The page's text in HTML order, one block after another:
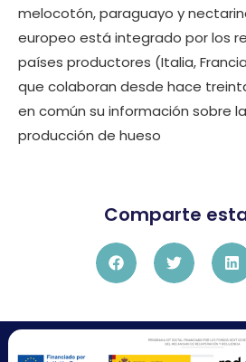
melocotón, paraguayo y
europeo está integrado por los
países productores (Italia,
que colaboran desde hace
en común su información sobre
producción de hueso
Comparte